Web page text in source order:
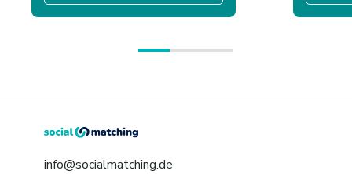
info@socialmatching.de